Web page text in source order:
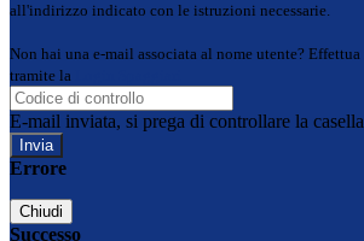
all'indirizzo indicato con le istruzioni necessarie.
Non hai una e-mail associata al nome utente?
tramite la
E-mail inviata, si prega di controllare la
Errore
Chiudi
Successo